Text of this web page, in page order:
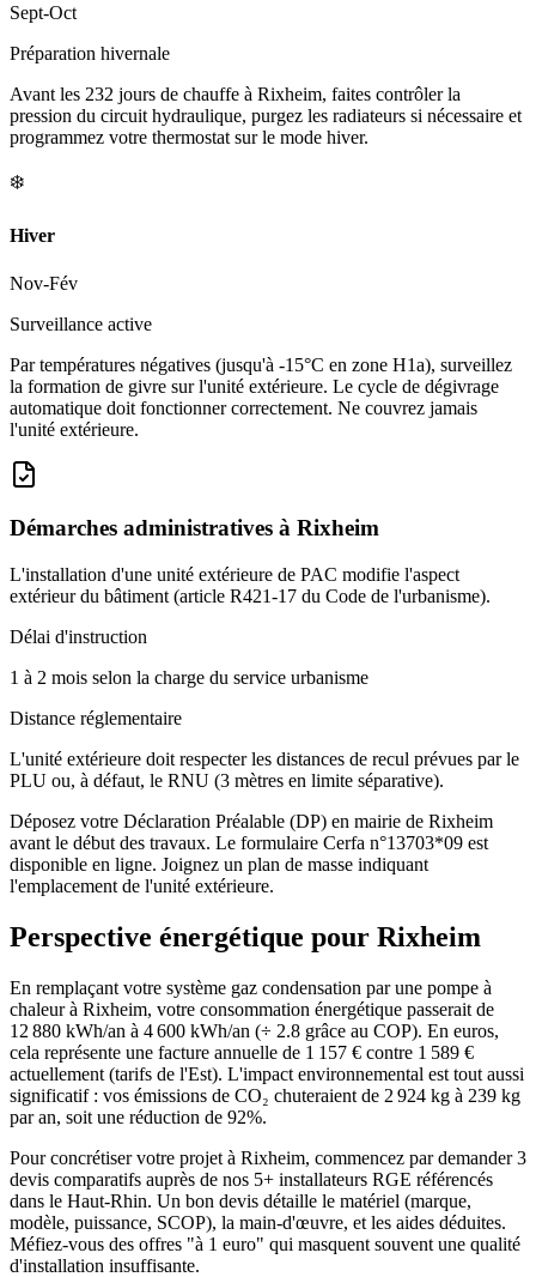
Sept-Oct
Préparation hivernale
Avant les 232 jours de chauffe à Rixheim, faites contrôler la
pression du circuit hydraulique, purgez les radiateurs si nécessaire et
programmez votre thermostat sur le mode hiver.
❄️
Hiver
Nov-Fév
Surveillance active
Par températures négatives (jusqu'à -15°C en zone H1a), surveillez
la formation de givre sur l'unité extérieure. Le cycle de dégivrage
automatique doit fonctionner correctement. Ne couvrez jamais
l'unité extérieure.
Démarches administratives à Rixheim
L'installation d'une unité extérieure de PAC modifie l'aspect
extérieur du bâtiment (article R421-17 du Code de l'urbanisme).
Délai d'instruction
1 à 2 mois selon la charge du service urbanisme
Distance réglementaire
L'unité extérieure doit respecter les distances de recul prévues par le
PLU ou, à défaut, le RNU (3 mètres en limite séparative).
Déposez votre Déclaration Préalable (DP) en mairie de Rixheim
avant le début des travaux. Le formulaire Cerfa n°13703*09 est
disponible en ligne. Joignez un plan de masse indiquant
l'emplacement de l'unité extérieure.
Perspective énergétique pour Rixheim
En remplaçant votre système gaz condensation par une pompe à
chaleur à Rixheim, votre consommation énergétique passerait de
12 880 kWh/an à 4 600 kWh/an (÷ 2.8 grâce au COP). En euros,
cela représente une facture annuelle de 1 157 € contre 1 589 €
actuellement (tarifs de l'Est). L'impact environnemental est tout aussi
significatif : vos émissions de CO₂ chuteraient de 2 924 kg à 239 kg
par an, soit une réduction de 92%.
Pour concrétiser votre projet à Rixheim, commencez par demander 3
devis comparatifs auprès de nos 5+ installateurs RGE référencés
dans le Haut-Rhin. Un bon devis détaille le matériel (marque,
modèle, puissance, SCOP), la main-d'œuvre, et les aides déduites.
Méfiez-vous des offres "à 1 euro" qui masquent souvent une qualité
d'installation insuffisante.